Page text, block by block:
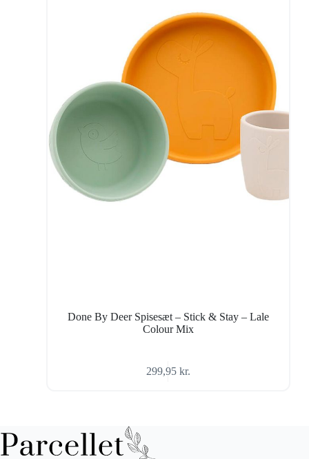
Done By Deer Spisesæt – Stick & Stay – Lale
Colour Mix
299,95 kr.